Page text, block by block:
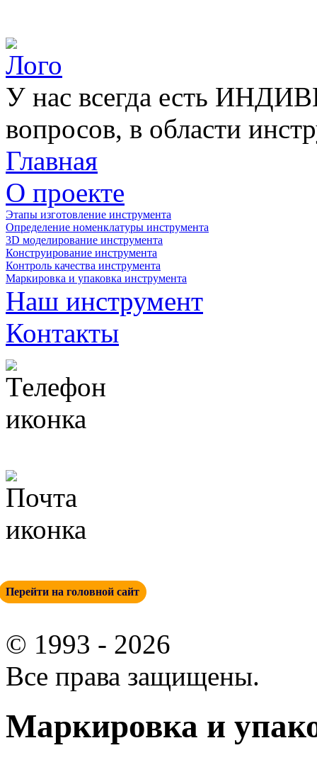
У нас всегда есть
вопросов, в области
Главная
О проекте
Этапы изготовление инструмента
Определение номенклатуры инструмента
3D моделирование инструмента
Конструирование инструмента
Контроль качества инструмента
Маркировка и упаковка инструмента
Наш инструмент
Контакты
Перейти на головной сайт
© 1993 - 2026
Все права защищены.
Маркировка и